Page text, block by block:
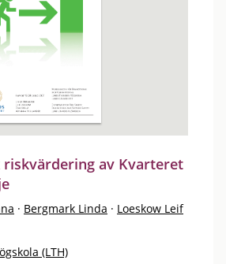
av Kvarteret
· Bergmark Linda · Loeskow Leif
(LTH)